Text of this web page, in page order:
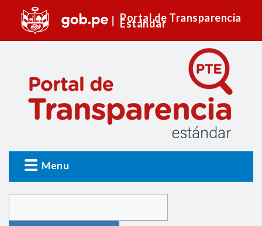
Portal de Transparencia
Estándar
Menu